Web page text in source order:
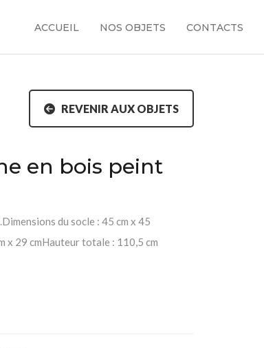
ACCUEIL NOS OBJETS CONTACTS
REVENIR AUX OBJETS
en bois peint
du socle : 45 cm x 45
x 29 cmHauteur totale : 110,5 cm